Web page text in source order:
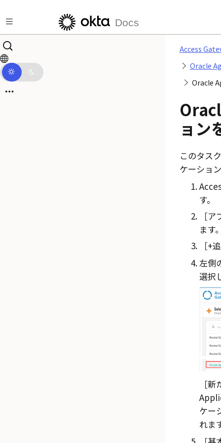
Docs
Access
Oracle
Oracle
ョン
このタス
ケーショ
す。
ア
ます
+
左側
選択
新
ケー
れま